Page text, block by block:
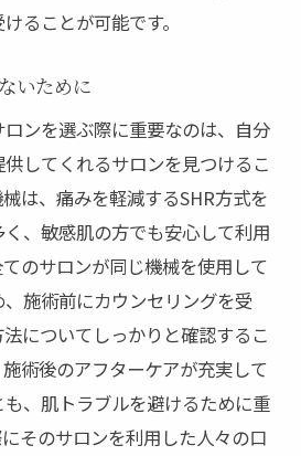
ることが可能です。
いために
ンを選ぶ際に重要なのは、自分
してくれるサロンを見つけるこ
は、痛みを軽減するSHR方式を
、敏感肌の方でも安心して利用
のサロンが同じ機械を使用して
施術前にカウンセリングを受
についてしっかりと確認するこ
術後のアフターケアが充実して
、肌トラブルを避けるために重
そのサロンを利用した人々の口